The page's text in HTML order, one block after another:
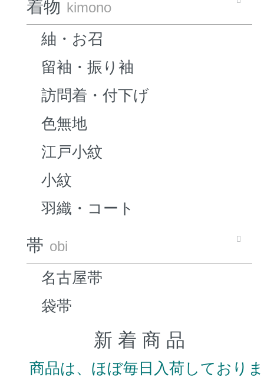
着物 kimono
紬・お召
留袖・振り袖
訪問着・付下げ
色無地
江戸小紋
小紋
羽織・コート
帯 obi
名古屋帯
袋帯
新 着 商 品
商品は、ほぼ毎日入荷しており